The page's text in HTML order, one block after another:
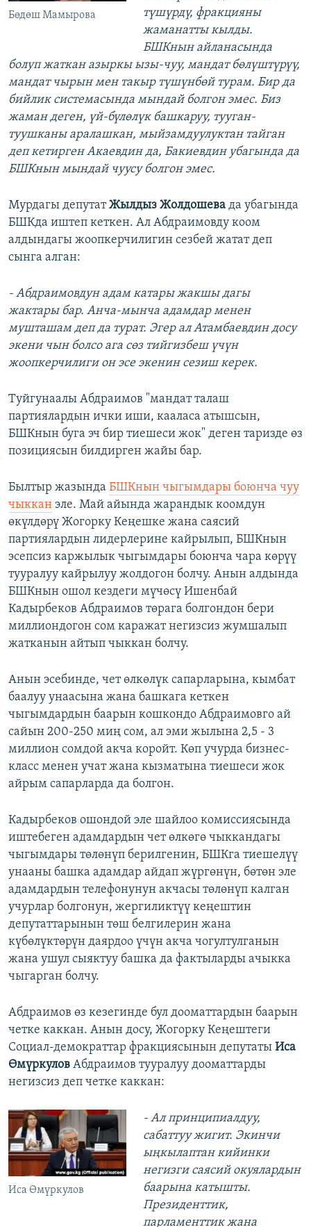
Бөдөш Мамырова
түшүрдү, фракцияны
жаманатты кылды.
БШКнын айланасында
болуп жаткан азыркы ызы-чуу, мандат бөлүштүрүү,
мандат чырын мен такыр түшүнбөй турам. Бир да
бийлик системасында мындай болгон эмес. Биз
жаман деген, үй-бүлөлүк башкаруу, тууган-
туушканы аралашкан, мыйзамдуулуктан тайган
деп кетирген Акаевдин да, Бакиевдин убагында да
БШКнын мындай чуусу болгон эмес.
Мурдагы депутатЖылдыз Жолдошева да убагында
БШКда иштеп кеткен. Ал Абдраимовду коом
алдындагы жоопкерчилигин сезбей жатат деп
сынга алган:
- Абдраимовдун адам катары жакшы дагы
жактары бар. Анча-мынча адамдар менен
мушташам деп да турат. Эгер ал Атамбаевдин досу
экени чын болсо ага сөз тийгизбеш үчүн
жоопкерчилиги он эсе экенин сезиш керек.
Туйгунаалы Абдраимов "мандат талаш
партиялардын ички иши, кааласа атышсын,
БШКнын буга эч бир тиешеси жок" деген таризде өз
позициясын билдирген жайы бар.
Былтыр жазында БШКнын чыгымдары боюнча чуу
чыккан эле. Май айында жарандык коомдун
өкүлдөрү Жогорку Кеңешке жана саясий
партиялардын лидерлерине кайрылып, БШКнын
эсепсиз каржылык чыгымдары боюнча чара көрүү
тууралуу кайрылуу жолдогон болчу. Анын алдында
БШКнын ошол кездеги мүчөсү Ишенбай
Кадырбеков Абдраимов төрага болгондон бери
миллиондогон сом каражат негизсиз жумшалып
жатканын айтып чыккан болчу.
Анын эсебинде, чет өлкөлүк сапарларына, кымбат
баалуу унаасына жана башкага кеткен
чыгымдардын баарын кошкондо Абдраимовго ай
сайын 200-250 миң сом, ал эми жылына 2,5 - 3
миллион сомдой акча коройт. Көп учурда бизнес-
класс менен учат жана кызматына тиешеси жок
айрым сапарларда да болгон.
Кадырбеков ошондой эле шайлоо комиссиясында
иштебеген адамдардын чет өлкөгө чыккандагы
чыгымдары төлөнүп берилгенин, БШКга тиешелүү
унааны башка адамдар айдап жүргөнүн, бөтөн эле
адамдардын телефонунун акчасы төлөнүп калган
учурлар болгонун, жергиликтүү кеңештин
депутаттарынын төш белгилерин жана
күбөлүктөрүн даярдоо үчүн акча чогултулганын
жана ушул сыяктуу башка да фактыларды ачыкка
чыгарган болчу.
Абдраимов өз кезегинде бул дооматтардын баарын
четке каккан. Анын досу, Жогорку Кеңештеги
Социал-демократтар фракциясынын депутаты Иса
Өмүркулов Абдраимов тууралуу дооматтарды
негизсиз деп четке каккан:
Иса Өмүркулов
- Ал принципиалдуу,
сабаттуу жигит. Экинчи
ыңкылаптан кийинки
негизги саясий окуялардын
баарына катышты.
Президенттик,
парламенттик жана